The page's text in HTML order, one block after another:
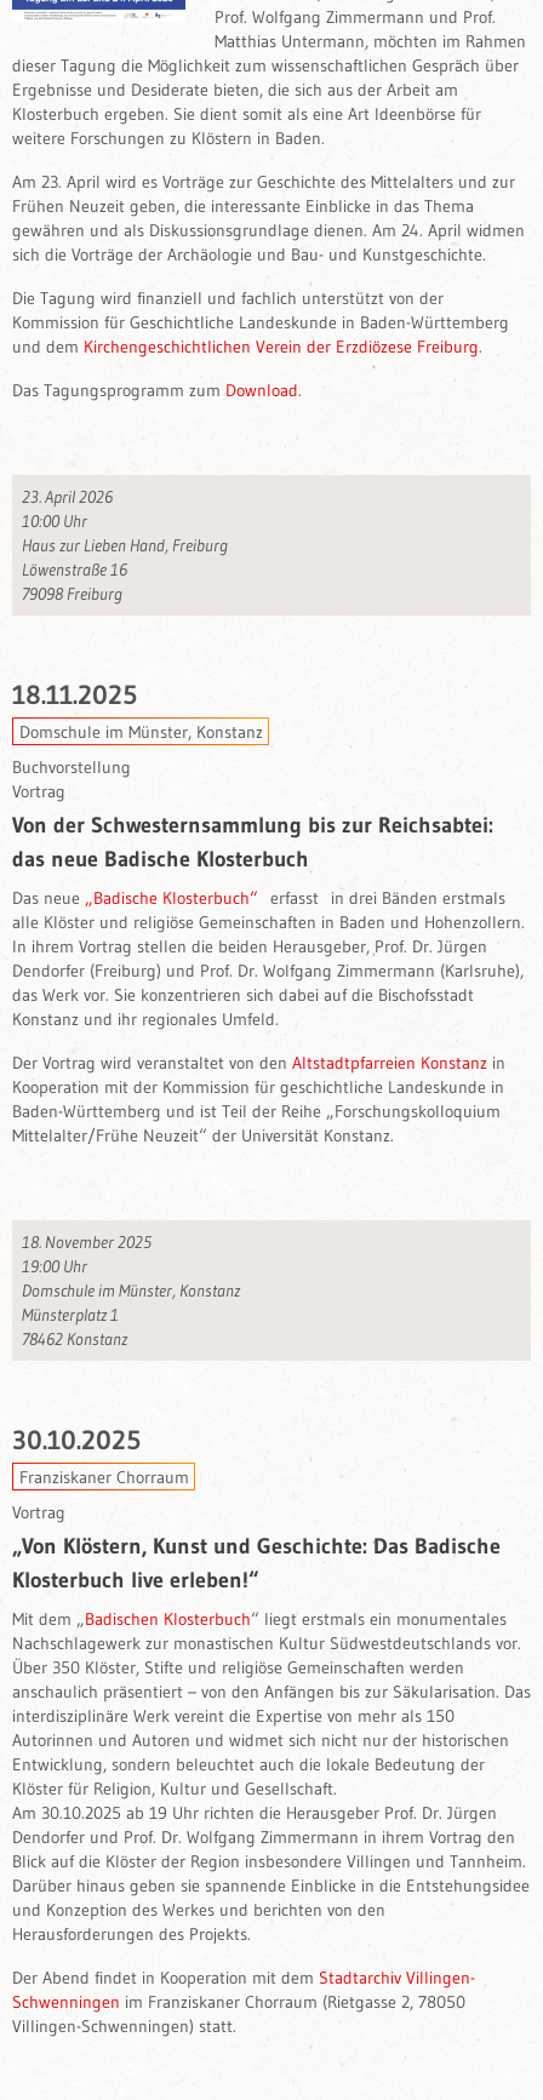
Prof. Wolfgang Zimmermann und Prof.
Matthias Untermann, möchten im Rahmen
dieser Tagung die Möglichkeit zum wissenschaftlichen Gespräch über
Ergebnisse und Desiderate bieten, die sich aus der Arbeit am
Klosterbuch ergeben. Sie dient somit als eine Art Ideenbörse für
weitere Forschungen zu Klöstern in Baden.
Am 23. April wird es Vorträge zur Geschichte des Mittelalters und zur
Frühen Neuzeit geben, die interessante Einblicke in das Thema
gewähren und als Diskussionsgrundlage dienen. Am 24. April widmen
sich die Vorträge der Archäologie und Bau- und Kunstgeschichte.
Die Tagung wird finanziell und fachlich unterstützt von der
Kommission für Geschichtliche Landeskunde in Baden-Württemberg
und dem Kirchengeschichtlichen Verein der Erzdiözese Freiburg.
Das Tagungsprogramm zum Download.
23. April 2026
10:00 Uhr
Haus zur Lieben Hand, Freiburg
Löwenstraße 16
79098 Freiburg
18.11.2025
Domschule im Münster, Konstanz
Buchvorstellung
Vortrag
Von der Schwesternsammlung bis zur Reichsabtei:
das neue Badische Klosterbuch
Das neue „Badische Klosterbuch“
erfasst in drei Bänden erstmals
alle Klöster und religiöse Gemeinschaften in Baden und Hohenzollern.
In ihrem Vortrag stellen die beiden Herausgeber, Prof. Dr. Jürgen
Dendorfer (Freiburg) und Prof. Dr. Wolfgang Zimmermann (Karlsruhe),
das Werk vor. Sie konzentrieren sich dabei auf die Bischofsstadt
Konstanz und ihr regionales Umfeld.
Der Vortrag wird veranstaltet von den Altstadtpfarreien Konstanz in
Kooperation mit der Kommission für geschichtliche Landeskunde in
Baden-Württemberg und ist Teil der Reihe „Forschungskolloquium
Mittelalter/Frühe Neuzeit“ der Universität Konstanz.
18. November 2025
19:00 Uhr
Domschule im Münster, Konstanz
Münsterplatz 1
78462 Konstanz
30.10.2025
Franzis­kaner Chorraum
Vortrag
„Von Klöstern, Kunst und Geschichte: Das Badische
Klosterbuch live erleben!“
Mit dem „Badischen Klosterbuch“ liegt erstmals ein monumentales
Nachschlagewerk zur monastischen Kultur Südwestdeutschlands vor.
Über 350 Klöster, Stifte und religiöse Gemeinschaften werden
anschaulich präsentiert – von den Anfängen bis zur Säkularisation. Das
interdisziplinäre Werk vereint die Expertise von mehr als 150
Autorinnen und Autoren und widmet sich nicht nur der historischen
Entwicklung, sondern beleuchtet auch die lokale Bedeutung der
Klöster für Religion, Kultur und Gesellschaft.
Am 30.10.2025 ab 19 Uhr richten die Herausgeber Prof. Dr. Jürgen
Dendorfer und Prof. Dr. Wolfgang Zimmermann in ihrem Vortrag den
Blick auf die Klöster der Region insbesondere Villingen und Tannheim.
Darüber hinaus geben sie spannende Einblicke in die Entstehungsidee
und Konzeption des Werkes und berichten von den
Herausforderungen des Projekts.
Der Abend findet in Kooperation mit dem Stadtarchiv Villingen-
Schwenningen im Franziskaner Chorraum (Rietgasse 2, 78050
Villingen-Schwenningen) statt.